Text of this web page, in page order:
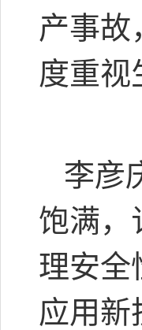
产事故
度重视
李彦
饱满，
理安全
应用新